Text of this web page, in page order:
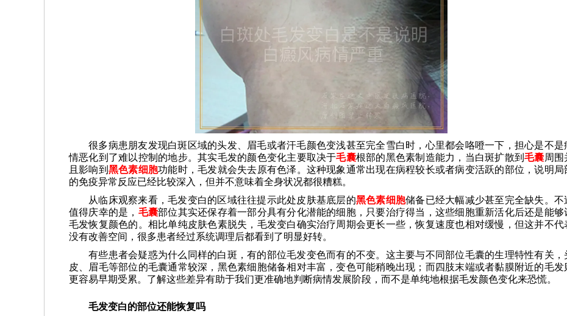
很多病患朋友发现白斑区域的头发、眉毛或者汗毛颜色变浅甚至完全雪白时，心里都会咯噔一下，担心是不是
情恶化到了难以控制的地步。其实毛发的颜色变化主要取决于毛囊根部的黑色素制造能力，当白斑扩散到毛囊周围
且影响到 黑色素细胞功能时，毛发就会失去原有色泽。这种现象通常出现在病程较长或者病变活跃的部位，说明局
的免疫异常反应已经比较深入，但并不意味着全身状况都很糟糕。
从临床观察来看，毛发变白的区域往往提示此处皮肤基底层的黑色素细胞储备已经大幅减少甚至完全缺失。不
值得庆幸的是， 毛囊部位其实还保存着一部分具有分化潜能的细胞，只要治疗得当，这些细胞重新活化后还是能够
毛发恢复颜色的。相比单纯皮肤色素脱失，毛发变白确实治疗周期会更长一些，恢复速度也相对缓慢，但这并不代
没有改善空间，很多患者经过系统调理后都看到了明显好转。
有些患者会疑惑为什么同样的白斑，有的部位毛发变色而有的不变。这主要与不同部位毛囊的生理特性有关，
皮、眉毛等部位的毛囊通常较深，黑色素细胞储备相对丰富，变色可能稍晚出现；而四肢末端或者黏膜附近的毛发
更容易早期受累。了解这些差异有助于我们更准确地判断病情发展阶段，而不是单纯地根据毛发颜色变化来恐慌。
毛发变白的部位还能恢复吗